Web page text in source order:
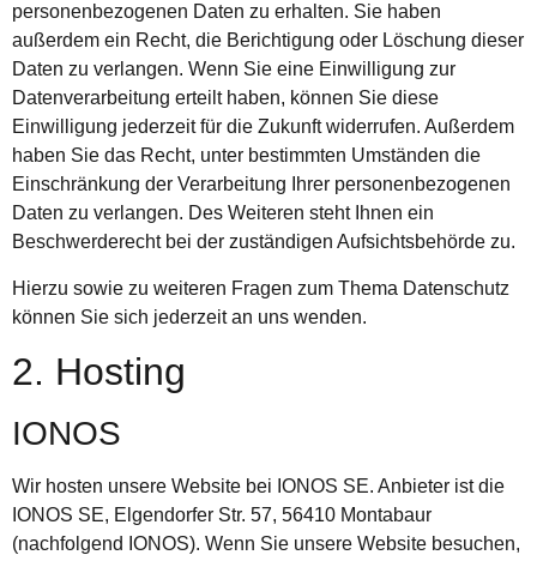
personenbezogenen Daten zu erhalten. Sie haben
außerdem ein Recht, die Berichtigung oder Löschung dieser
Daten zu verlangen. Wenn Sie eine Einwilligung zur
Datenverarbeitung erteilt haben, können Sie diese
Einwilligung jederzeit für die Zukunft widerrufen. Außerdem
haben Sie das Recht, unter bestimmten Umständen die
Einschränkung der Verarbeitung Ihrer personenbezogenen
Daten zu verlangen. Des Weiteren steht Ihnen ein
Beschwerderecht bei der zuständigen Aufsichtsbehörde zu.
Hierzu sowie zu weiteren Fragen zum Thema Datenschutz
können Sie sich jederzeit an uns wenden.
2. Hosting
IONOS
Wir hosten unsere Website bei IONOS SE. Anbieter ist die
IONOS SE, Elgendorfer Str. 57, 56410 Montabaur
(nachfolgend IONOS). Wenn Sie unsere Website besuchen,